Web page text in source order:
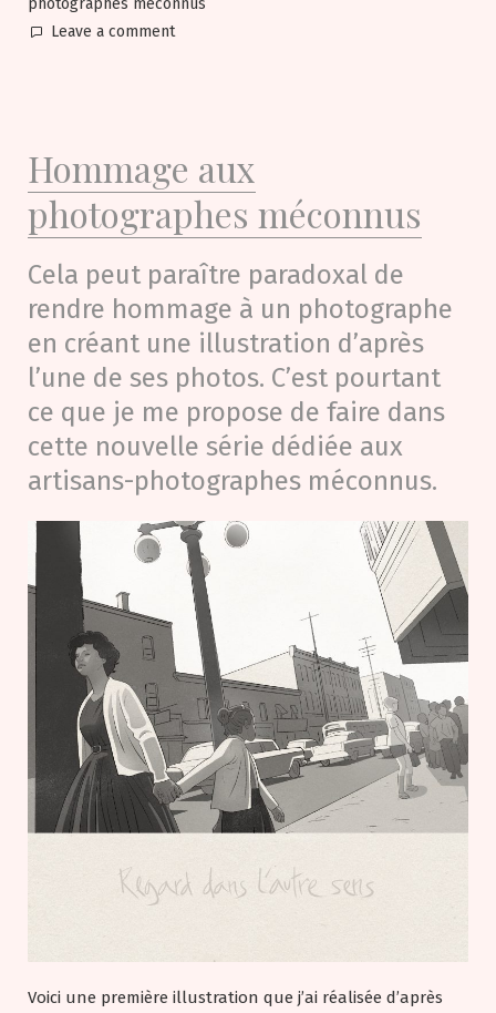
photographes méconnus
Leave a commenton
musique…
Hommage aux
photographes méconnus
Cela peut paraître paradoxal de
rendre hommage à un photographe
en créant une illustration d’après
l’une de ses photos. C’est pourtant
ce que je me propose de faire dans
cette nouvelle série dédiée aux
artisans-photographes méconnus.
Voici une première illustration que j’ai réalisée d’après